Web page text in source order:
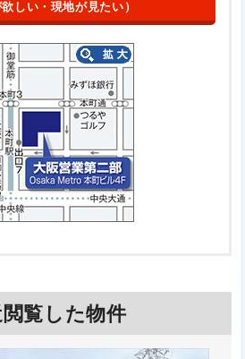
欲しい・現地が見たい）
覧した物件